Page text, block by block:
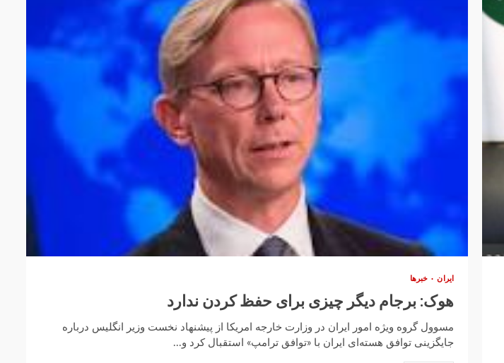
ایران خبرها
هوک: برجام دیگر چیزی برای حفظ کردن ندارد
مسوول گروه ویژه امور ایران در وزارت خارجه امریکا از پیشنهاد نخست وزیر انگلیس درباره
جایگزینی توافق هسته‌ای ایران با «توافق ترامپ» استقبال کرد و...